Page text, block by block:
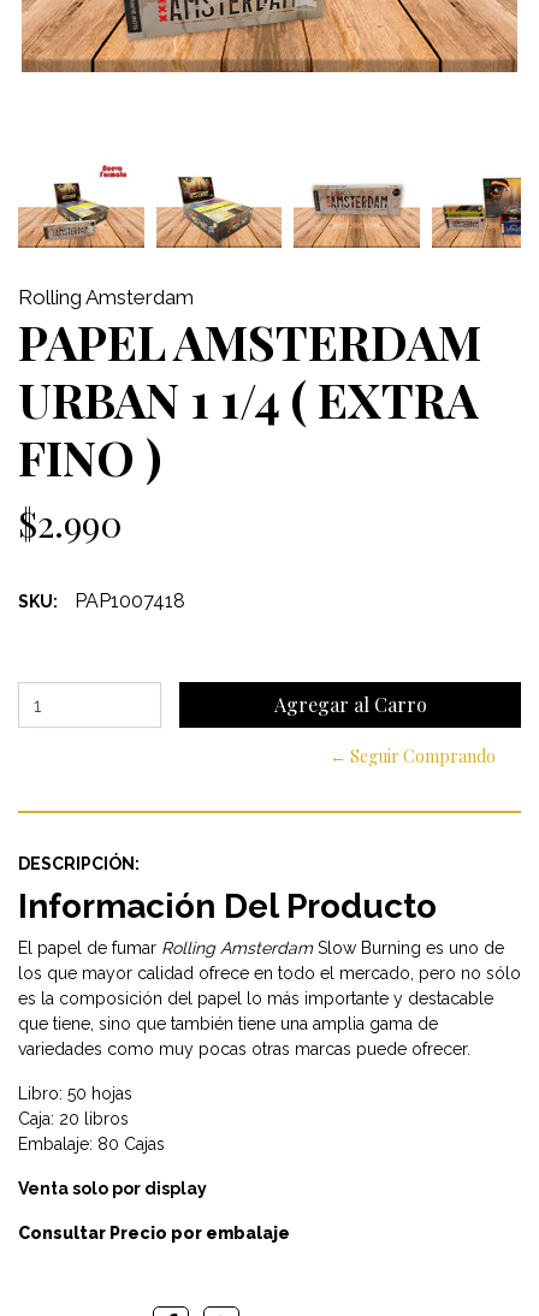
Rolling Amsterdam
PAPEL AMSTERDAM
URBAN 1 1/4 ( EXTRA
FINO )
$2.990
SKU: PAP1007418
← Seguir Comprando
DESCRIPCIÓN:
Información Del Producto
El papel de fumar Rolling AmsterdamSlow Burning es uno de
los que mayor calidad ofrece en todo el mercado, pero no sólo
es la composición del papel lo más importante y destacable
que tiene, sino que también tiene una amplia gama de
variedades como muy pocas otras marcas puede ofrecer.
Libro: 50 hojas
Caja: 20 libros
Embalaje: 80 Cajas
Venta solo por display
Consultar Precio por embalaje